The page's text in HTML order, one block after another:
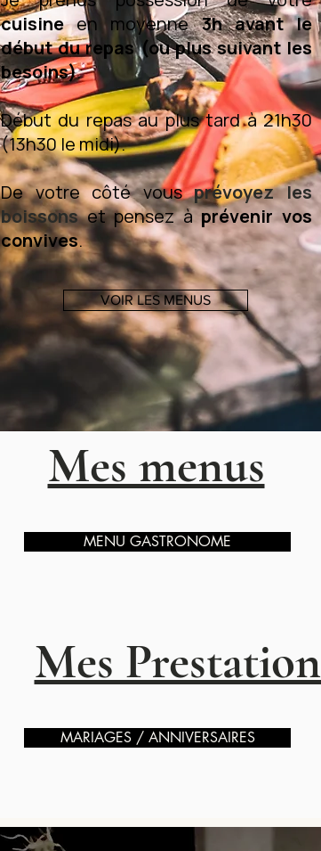
cuisineen moyenne3h avant le
début du repas (ou plus suivant les
besoins).
Début du repas au plus tard à 21h30
(13h30 le midi).
De votre côté vousprévoyez les
boissonset pensez àprévenir vos
convives.
VOIR LES MENUS
Mes menus
MENU GASTRONOME
Mes
MARIAGES / ANNIVERSAIRES